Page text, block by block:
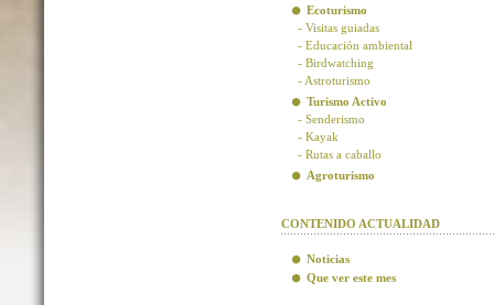
Ecoturismo
- Visitas guiadas
- Educación ambiental
- Birdwatching
- Astroturismo
Turismo Activo
- Senderismo
- Kayak
- Rutas a caballo
Agroturismo
CONTENIDO ACTUALIDAD
Noticias
Que ver este mes